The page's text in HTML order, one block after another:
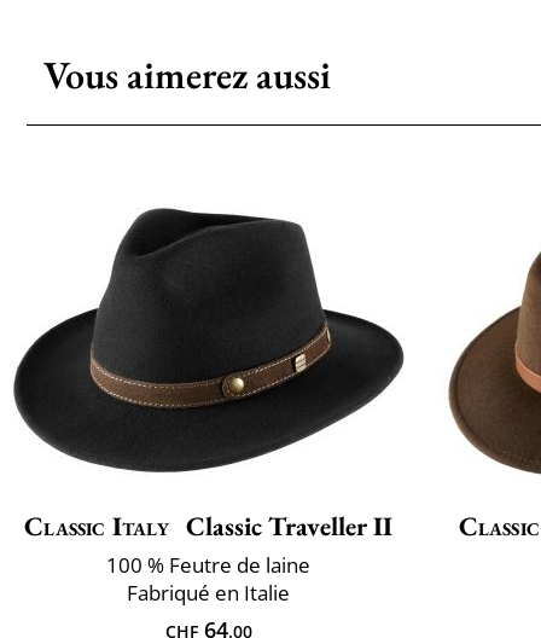
Vous aimerez aussi
Classic Italy Classic Traveller II
100 % Feutre de laine
Fabriqué en Italie
CHF64.00